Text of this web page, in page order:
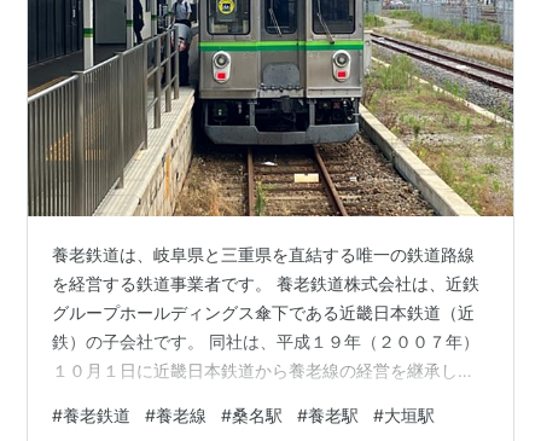
路線案内 JR東海＜＜
■ 関西線
… 四日市駅 …富田駅…朝日駅←「桑名駅」→長島駅…
名古屋駅
リスト：駅つきキーワード
養老鉄道は、岐阜県と三重県を直結する唯一の鉄道路線
を経営する鉄道事業者です。 養老鉄道株式会社は、近鉄
グループホールディングス傘下である近畿日本鉄道（近
鉄）の子会社です。 同社は、平成１９年（２００７年）
１０月１日に近畿日本鉄道から養老線の経営を継承して
桑名市大字東方）から揖斐（いび）駅（岐阜県揖斐郡揖
#養老鉄道 #養老線 #桑名駅 #養老駅 #大垣駅